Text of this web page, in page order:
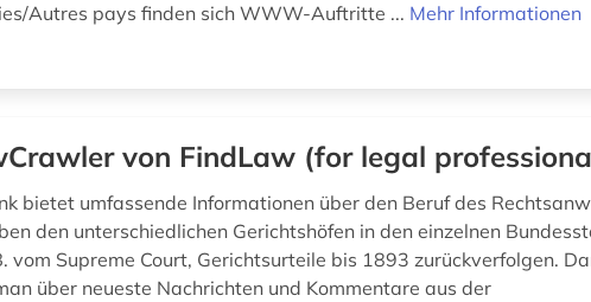
Autres pays finden sich WWW-Auftritte ... Mehr Informationen
von FindLaw (for legal
bietet umfassende Informationen über den Beruf des
den unterschiedlichen Gerichtshöfen in den einzelnen
vom Supreme Court, Gerichtsurteile bis 1893 zurückverfolgen.
über neueste Nachrichten und Kommentare aus der